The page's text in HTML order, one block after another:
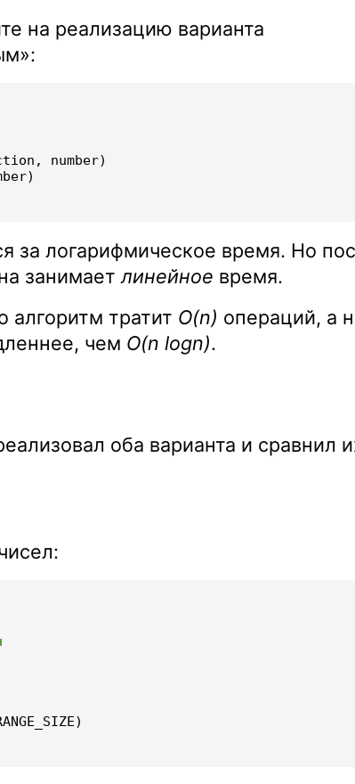
на реализацию варианта
, number)
)
за логарифмическое время. Но
занимаетлинейное время.
алгоритм тратит O(n) операций, а
чем O(n logn).
оба варианта и сравнил
)